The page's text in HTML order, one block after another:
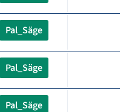
Pal_Säge
Pal_Säge
Pal_Säge